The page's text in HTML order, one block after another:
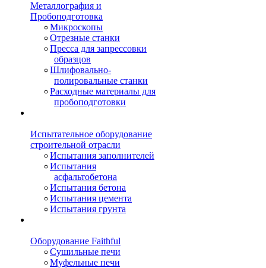
Металлография и
Пробоподготовка
Микроскопы
Отрезные станки
Пресса для запрессовки
образцов
Шлифовально-
полировальные станки
Расходные материалы для
пробоподготовки
Испытательное оборудование
строительной отрасли
Испытания заполнителей
Испытания
асфальтобетона
Испытания бетона
Испытания цемента
Испытания грунта
Оборудование Faithful
Сушильные печи
Муфельные печи